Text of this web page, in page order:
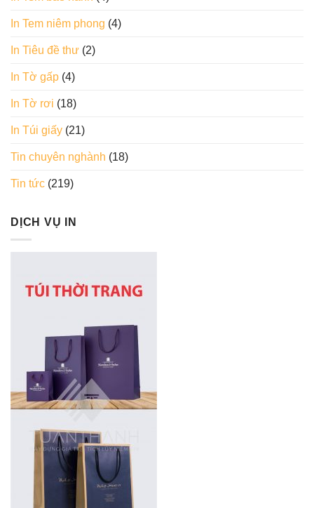
In Tem niêm phong (4)
In Tiêu đề thư (2)
In Tờ gấp (4)
In Tờ rơi (18)
In Túi giấy (21)
Tin chuyên nghành (18)
Tin tức (219)
DỊCH VỤ IN